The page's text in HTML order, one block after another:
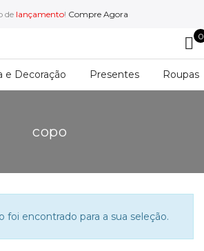
de lançamento! Compre Agora
0
e Decoração Presentes Roupas
copo
foi encontrado para a sua seleção.